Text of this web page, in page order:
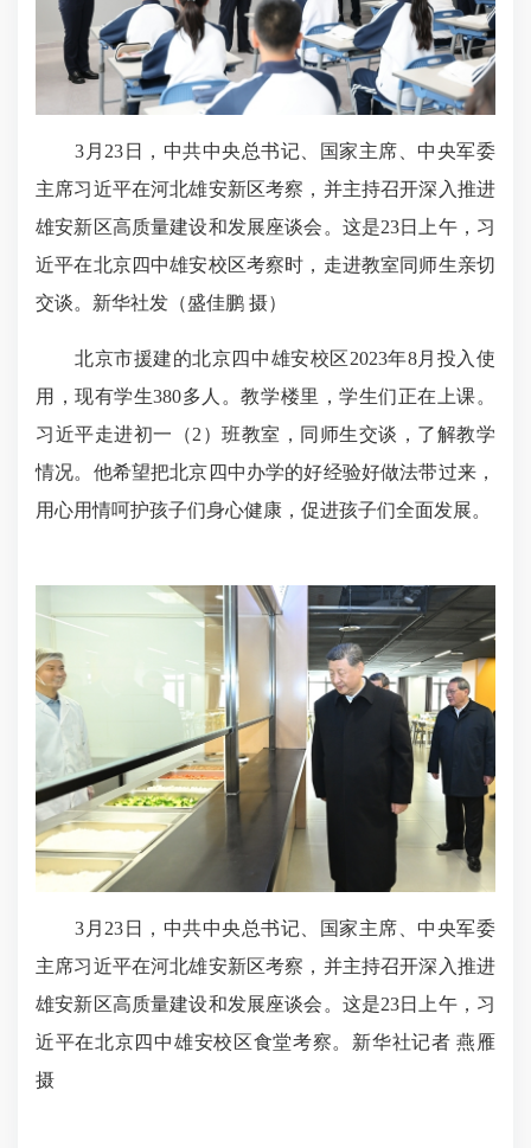
3月23日，中共中央总书记、国家主席、中央军委
主席习近平在河北雄安新区考察，并主持召开深入推进
雄安新区高质量建设和发展座谈会。这是23日上午，习
近平在北京四中雄安校区考察时，走进教室同师生亲切
交谈。新华社发（盛佳鹏 摄）
北京市援建的北京四中雄安校区2023年8月投入使
用，现有学生380多人。教学楼里，学生们正在上课。
习近平走进初一（2）班教室，同 师生交谈 ，了解教学
情况。他希望把北京四中办学的好经验好做法带过来，
用心用情呵护孩子们身心健康，促进孩子们全面发展。
3月23日，中共中央总书记、国家主席、中央军委
主席习近平在河北雄安新区考察，并主持召开深入推进
雄安新区高质量建设和发展座谈会。这是23日上午，习
近平在北京四中雄安校区食堂考察。新华社记者 燕雁
摄